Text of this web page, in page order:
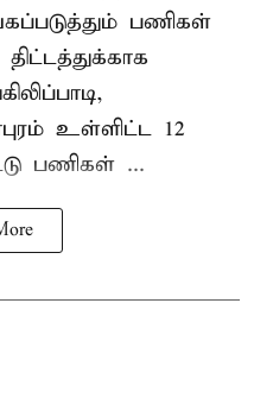
பணிகள்
உள்ளிட்ட 12
பணிகள் ...